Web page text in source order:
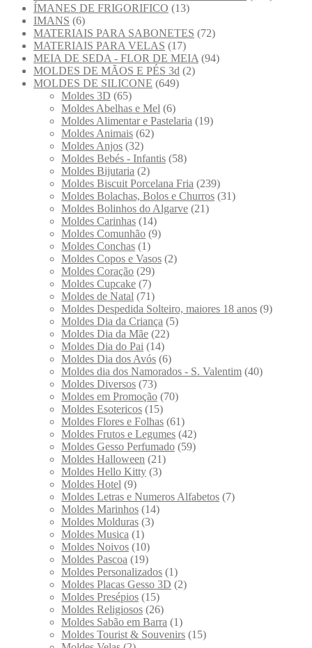
ÍMANES DE FRIGORIFICO (13)
IMANS (6)
MATERIAIS PARA SABONETES (72)
MATERIAIS PARA VELAS (17)
MEIA DE SEDA - FLOR DE MEIA (94)
MOLDES DE MÃOS E PÉS 3d (2)
MOLDES DE SILICONE (649)
Moldes 3D (65)
Moldes Abelhas e Mel (6)
Moldes Alimentar e Pastelaria (19)
Moldes Animais (62)
Moldes Anjos (32)
Moldes Bebés - Infantis (58)
Moldes Bijutaria (2)
Moldes Biscuit Porcelana Fria (239)
Moldes Bolachas, Bolos e Churros (31)
Moldes Bolinhos do Algarve (21)
Moldes Carinhas (14)
Moldes Comunhão (9)
Moldes Conchas (1)
Moldes Copos e Vasos (2)
Moldes Coração (29)
Moldes Cupcake (7)
Moldes de Natal (71)
Moldes Despedida Solteiro, maiores 18 anos (9)
Moldes Dia da Criança (5)
Moldes Dia da Mãe (22)
Moldes Dia do Pai (14)
Moldes Dia dos Avós (6)
Moldes dia dos Namorados - S. Valentim (40)
Moldes Diversos (73)
Moldes em Promoção (70)
Moldes Esotericos (15)
Moldes Flores e Folhas (61)
Moldes Frutos e Legumes (42)
Moldes Gesso Perfumado (59)
Moldes Halloween (21)
Moldes Hello Kitty (3)
Moldes Hotel (9)
Moldes Letras e Numeros Alfabetos (7)
Moldes Marinhos (14)
Moldes Molduras (3)
Moldes Musica (1)
Moldes Noivos (10)
Moldes Pascoa (19)
Moldes Personalizados (1)
Moldes Placas Gesso 3D (2)
Moldes Presépios (15)
Moldes Religiosos (26)
Moldes Sabão em Barra (1)
Moldes Tourist & Souvenirs (15)